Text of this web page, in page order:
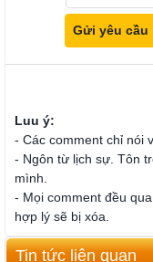
Luu ý:
- Các comment chỉ nói
- Ngôn từ lịch sự. Tôn
mình.
- Mọi comment đều
hợp lý sẽ bị xóa.
Tin tức liên quan